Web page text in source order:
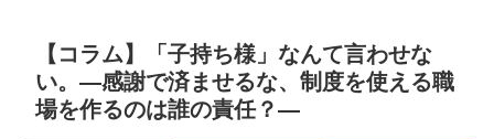
【コラム】「子持ち様」なんて言わせな
い。―感謝で済ませるな、制度を使える職
場を作るのは誰の責任？―